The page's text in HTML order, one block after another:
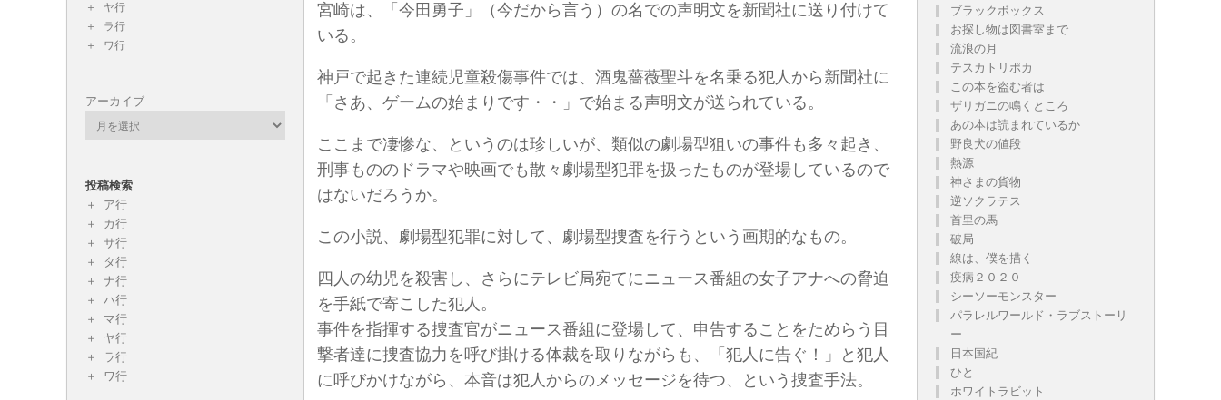
宮崎は、「今田勇子」（今だから言う）の名での声明文を新聞社に送り付けて
いる。
神戸で起きた連続児童殺傷事件では、酒鬼薔薇聖斗を名乗る犯人から新聞社に
「さあ、ゲームの始まりです・・」で始まる声明文が送られている。
ここまで凄惨な、というのは珍しいが、類似の劇場型狙いの事件も多々起き、
刑事もののドラマや映画でも散々劇場型犯罪を扱ったものが登場しているので
はないだろうか。
この小説、劇場型犯罪に対して、劇場型捜査を行うという画期的なもの。
四人の幼児を殺害し、さらにテレビ局宛てにニュース番組の女子アナへの脅迫
を手紙で寄こした犯人。
事件を指揮する捜査官がニュース番組に登場して、申告することをためらう目
撃者達に捜査協力を呼び掛ける体裁を取りながらも、「犯人に告ぐ！」と犯人
に呼びかけながら、本音は犯人からのメッセージを待つ、という捜査手法。
ヤ行
ラ行
ワ行
アーカイブ
投稿検索
ア行
カ行
サ行
タ行
ナ行
ハ行
マ行
ヤ行
ラ行
ワ行
ブラックボックス
お探し物は図書室まで
流浪の月
テスカトリポカ
この本を盗む者は
ザリガニの鳴くところ
あの本は読まれているか
野良犬の値段
熱源
神さまの貨物
逆ソクラテス
首里の馬
破局
線は、僕を描く
疫病２０２０
シーソーモンスター
パラレルワールド・ラブストーリ
ー
日本国紀
ひと
ホワイトラビット